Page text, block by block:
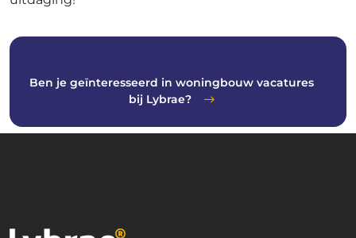
Ben je geïnteresseerd in woningbouw vacatures
bij Lybrae?